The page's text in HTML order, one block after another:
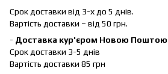
Срок доставки від 3-х до 5 днів.
Вартість доставки – від 50 грн.
- Доставка кур'єром Новою Поштою
Срок доставки 3-5 днів
Вартість доставки 85 грн